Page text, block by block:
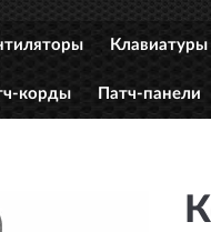
Клавиатуры
корды Патч-панели